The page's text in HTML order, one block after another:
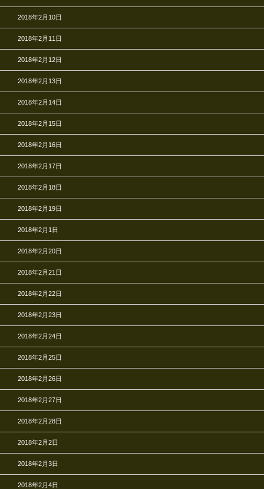
2018年2月10日
2018年2月11日
2018年2月12日
2018年2月13日
2018年2月14日
2018年2月15日
2018年2月16日
2018年2月17日
2018年2月18日
2018年2月19日
2018年2月1日
2018年2月20日
2018年2月21日
2018年2月22日
2018年2月23日
2018年2月24日
2018年2月25日
2018年2月26日
2018年2月27日
2018年2月28日
2018年2月2日
2018年2月3日
2018年2月4日